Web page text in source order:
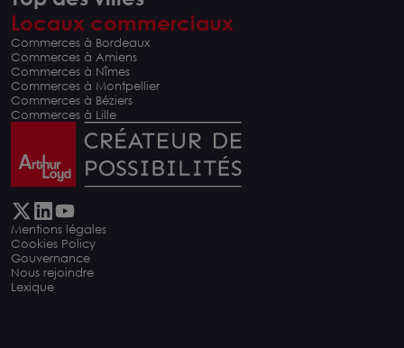
Locaux commerciaux
Commerces à Bordeaux
Commerces à Amiens
Commerces à Nîmes
Commerces à Montpellier
Commerces à Béziers
Commerces à Lille
Mentions légales
Cookies Policy
Gouvernance
Nous rejoindre
Lexique